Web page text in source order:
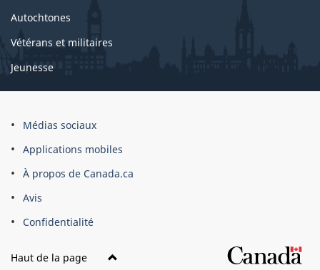
Autochtones
Vétérans et militaires
Jeunesse
Médias sociaux
Applications mobiles
À propos de Canada.ca
Avis
Confidentialité
Haut de la page